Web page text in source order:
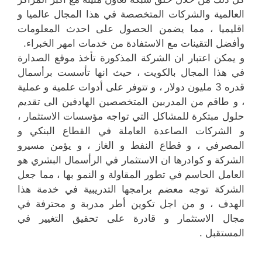
العالمية والشركات المتخصصة في هذا المجال عالميا و
اقليميا ، مما يضمن الحصول على احدث المعلومات
وأفضل التقينات مع الاستفادة من خدمات امهر الخبراء.
و يمكن اعتبار ان الشركة المذكورة تأخذ موقع الصدارة
في هذا المجال بالكويت ، حيث انها تأسست برأسمال
قدره 3 مليون دولار ، و تتوفر على أدوات علمية و عملية
، و طاقم من المدربين المتخصصين الهادفين الى تقديم
حلول مبتكرة للمشاكل التي تواجه مؤسسات الاستثمار ،
و الشركات الصاعدة العاملة في القطاع البنكي و
المصرفي ، و قطاع النفط و الغاز ، و يؤمن مسيرو
الشركة و كوادرها ان الاستثمار في الرأسمال البشري هو
العامل الحاسم في تطور المقاولة و النمو بها ، مما جعل
الشركة توجه معضم برامجها التدريبية في خدمة هذا
الهدف ، و من اجل تكوين أطر مدربة و محترفة في
مجال الاستثمار و قادرة على تحقيق التغيير في
المستقبل .